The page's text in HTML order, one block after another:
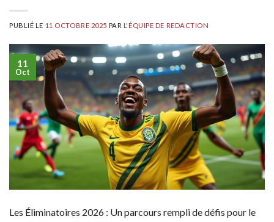
PUBLIÉ LE 11 OCTOBRE 2025 PAR L'ÉQUIPE DE REDACTION
11
Oct
Les Éliminatoires 2026 : Un parcours rempli de défis pour le